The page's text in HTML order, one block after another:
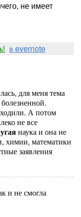
не имеет
в evernote
для меня тема
А потом
не все
наука и она не
химии, математики
заявления
и не смогла